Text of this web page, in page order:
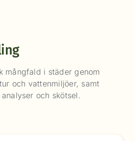
mångfald i städer genom
och vattenmiljöer, samt
och skötsel.